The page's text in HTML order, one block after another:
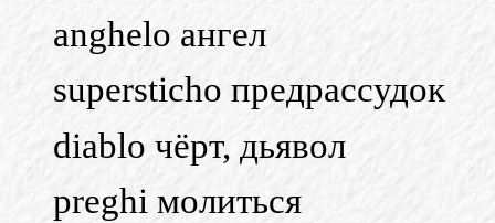
anghelo ангел
supersticho предрассудок
diablo чёрт, дьявол
preghi молиться